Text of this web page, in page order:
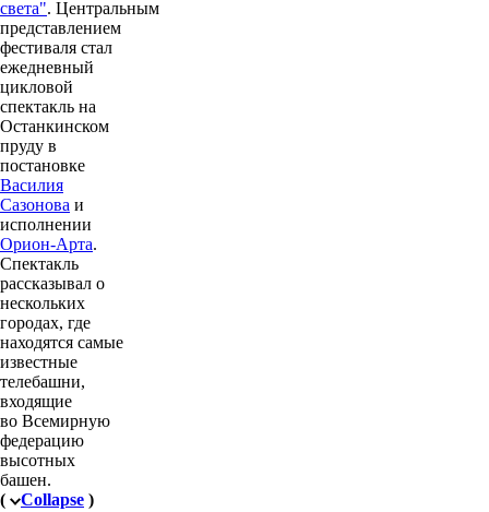
света". Центральным
представлением
фестиваля стал
ежедневный
цикловой
спектакль на
Останкинском
пруду в
постановке
Василия
Сазонова и
исполнении
Орион-Арта.
Спектакль
рассказывал о
нескольких
городах, где
находятся самые
известные
телебашни,
входящие
во Всемирную
федерацию
высотных
башен.
(
Collapse )